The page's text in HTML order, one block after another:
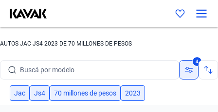
AUTOS JAC JS4 2023 DE 70 MILLONES DE PESOS
Buscá por modelo
Buscá por versión
4
Jac Js4 70 millones de pesos 2023